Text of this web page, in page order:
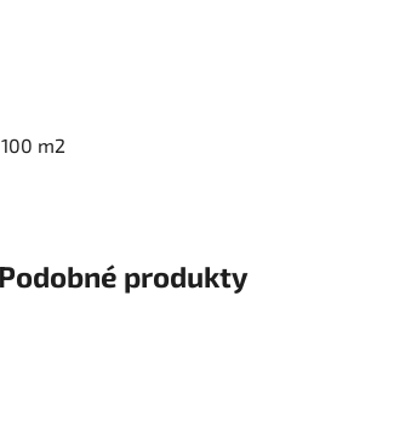
m2
Podobné produkty